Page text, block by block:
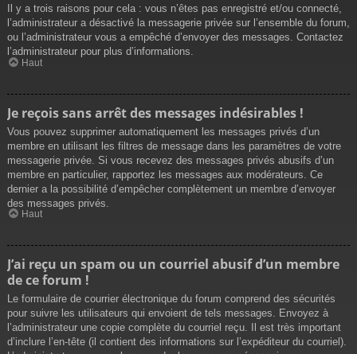
Il y a trois raisons pour cela : vous n’êtes pas enregistré et/ou connecté,
l’administrateur a désactivé la messagerie privée sur l’ensemble du forum,
ou l’administrateur vous a empêché d’envoyer des messages. Contactez
l’administrateur pour plus d’informations.
Haut
Je reçois sans arrêt des messages indésirables !
Vous pouvez supprimer automatiquement les messages privés d’un
membre en utilisant les filtres de message dans les paramètres de votre
messagerie privée. Si vous recevez des messages privés abusifs d’un
membre en particulier, rapportez les messages aux modérateurs. Ce
dernier a la possibilité d’empêcher complètement un membre d’envoyer
des messages privés.
Haut
J’ai reçu un spam ou un courriel abusif d’un membre
de ce forum !
Le formulaire de courrier électronique du forum comprend des sécurités
pour suivre les utilisateurs qui envoient de tels messages. Envoyez à
l’administrateur une copie complète du courriel reçu. Il est très important
d’inclure l’en-tête (il contient des informations sur l’expéditeur du courriel).